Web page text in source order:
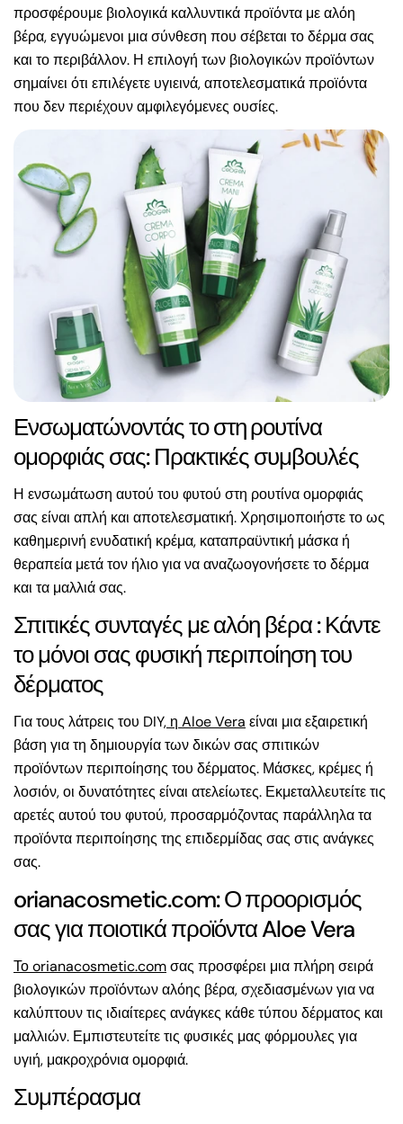
προσφέρουμε βιολογικά καλλυντικά προϊόντα με αλόη
βέρα, εγγυώμενοι μια σύνθεση που σέβεται το δέρμα σας
και το περιβάλλον. Η επιλογή των βιολογικών προϊόντων
σημαίνει ότι επιλέγετε υγιεινά, αποτελεσματικά προϊόντα
που δεν περιέχουν αμφιλεγόμενες ουσίες.
Ενσωματώνοντάς το στη ρουτίνα
ομορφιάς σας: Πρακτικές συμβουλές
Η ενσωμάτωση αυτού του φυτού στη ρουτίνα ομορφιάς
σας είναι απλή και αποτελεσματική. Χρησιμοποιήστε το ως
καθημερινή ενυδατική κρέμα, καταπραϋντική μάσκα ή
θεραπεία μετά τον ήλιο για να αναζωογονήσετε το δέρμα
και τα μαλλιά σας.
Σπιτικές συνταγές με αλόη βέρα : Κάντε
το μόνοι σας φυσική περιποίηση του
δέρματος
Για τους λάτρεις του DIY, η Aloe Vera είναι μια εξαιρετική
βάση για τη δημιουργία των δικών σας σπιτικών
προϊόντων περιποίησης του δέρματος. Μάσκες, κρέμες ή
λοσιόν, οι δυνατότητες είναι ατελείωτες. Εκμεταλλευτείτε τις
αρετές αυτού του φυτού, προσαρμόζοντας παράλληλα τα
προϊόντα περιποίησης της επιδερμίδας σας στις ανάγκες
σας.
orianacosmetic.com: Ο προορισμός
σας για ποιοτικά προϊόντα Aloe Vera
Το orianacosmetic.comσας προσφέρει μια πλήρη σειρά
βιολογικών προϊόντων αλόης βέρα, σχεδιασμένων για να
καλύπτουν τις ιδιαίτερες ανάγκες κάθε τύπου δέρματος και
μαλλιών. Εμπιστευτείτε τις φυσικές μας φόρμουλες για
υγιή, μακροχρόνια ομορφιά.
Συμπέρασμα